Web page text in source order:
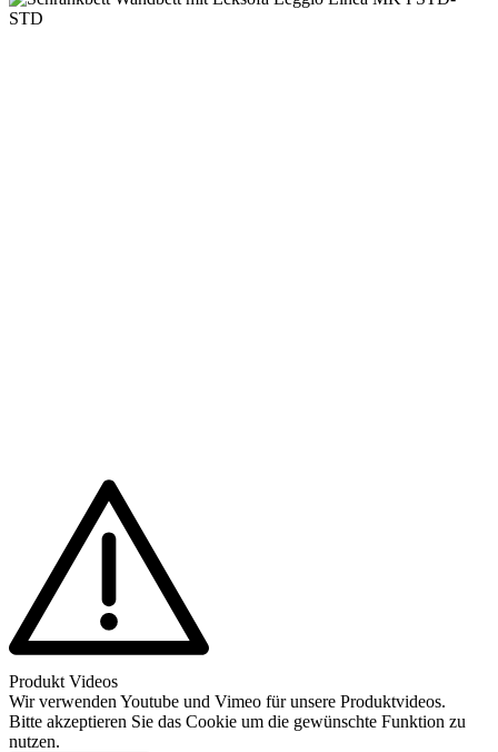
Produkt Videos
Wir verwenden Youtube und Vimeo für unsere Produktvideos.
Bitte akzeptieren Sie das Cookie um die gewünschte Funktion zu
nutzen.